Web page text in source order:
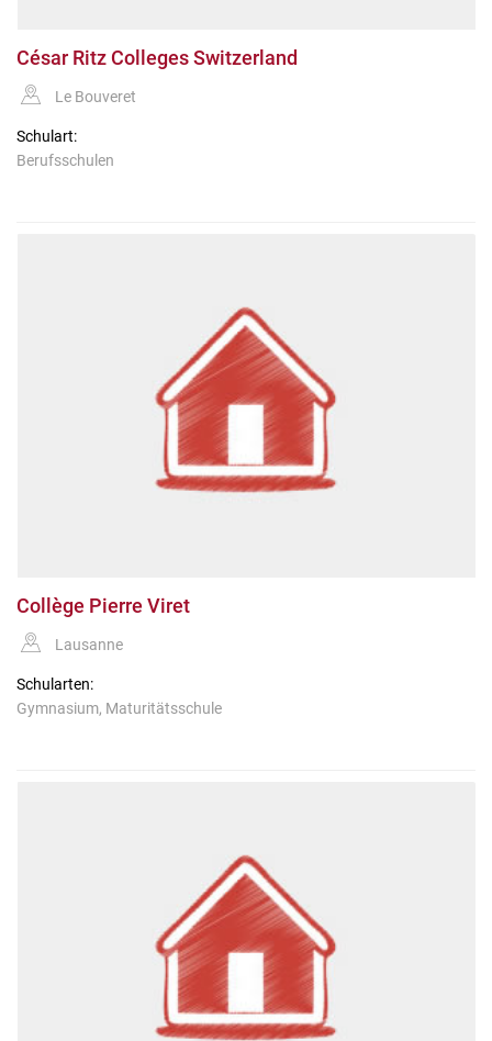
César Ritz Colleges Switzerland
Le Bouveret
Schulart:
Berufsschulen
Collège Pierre Viret
Lausanne
Schularten:
Gymnasium, Maturitätsschule